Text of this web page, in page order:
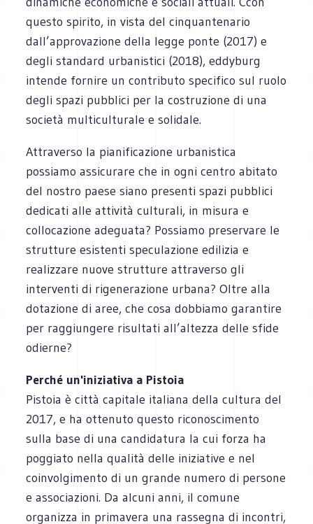
questo spirito, in vista del cinquantenario
dall’approvazione della legge ponte (2017) e
degli standard urbanistici (2018), eddyburg
intende fornire un contributo specifico sul ruolo
degli spazi pubblici per la costruzione di una
società multiculturale e solidale.
Attraverso la pianificazione urbanistica
possiamo assicurare che in ogni centro abitato
del nostro paese siano presenti spazi pubblici
dedicati alle attività culturali, in misura e
collocazione adeguata? Possiamo preservare le
strutture esistenti speculazione edilizia e
realizzare nuove strutture attraverso gli
interventi di rigenerazione urbana? Oltre alla
dotazione di aree, che cosa dobbiamo garantire
per raggiungere risultati all’altezza delle sfide
odierne?
Perché un'iniziativa a Pistoia
Pistoia è città capitale italiana della cultura del
2017, e ha ottenuto questo riconoscimento
sulla base di una candidatura la cui forza ha
poggiato nella qualità delle iniziative e nel
coinvolgimento di un grande numero di persone
e associazioni. Da alcuni anni, il comune
organizza in primavera una rassegna di incontri,